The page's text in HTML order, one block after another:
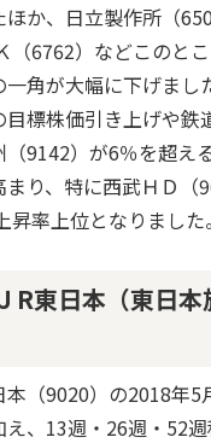
か、日立製作所（
（6762）などこのと
角が大幅に下げまし
標株価引き上げや鉄
9142）が6％を超え
り、特に西武ＨＤ（
率上位となりました。
R東日本（東日
（9020）の2018年5
、13週・26週・52